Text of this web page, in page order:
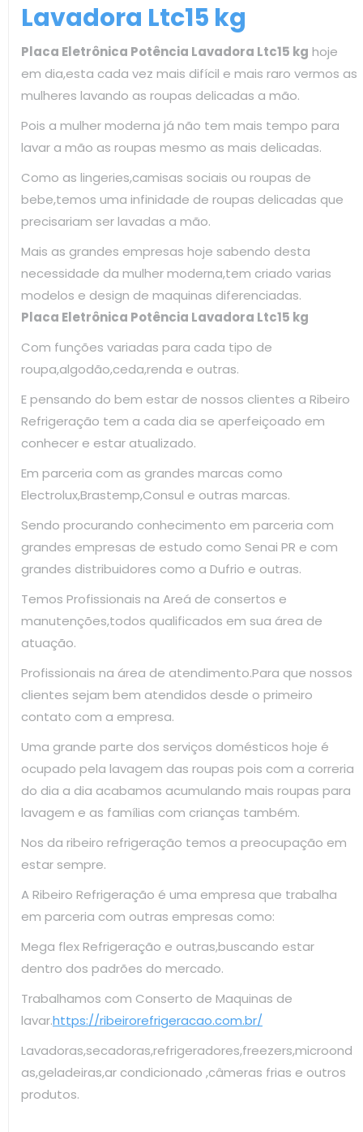
Lavadora Ltc15 kg
Placa Eletrônica Potência Lavadora Ltc15 kg hoje
em dia,esta cada vez mais difícil e mais raro vermos as
mulheres lavando as roupas delicadas a mão.
Pois a mulher moderna já não tem mais tempo para
lavar a mão as roupas mesmo as mais delicadas.
Como as lingeries,camisas sociais ou roupas de
bebe,temos uma infinidade de roupas delicadas que
precisariam ser lavadas a mão.
Mais as grandes empresas hoje sabendo desta
necessidade da mulher moderna,tem criado varias
modelos e design de maquinas diferenciadas.
Placa Eletrônica Potência Lavadora Ltc15 kg
Com funções variadas para cada tipo de
roupa,algodão,ceda,renda e outras.
E pensando do bem estar de nossos clientes a Ribeiro
Refrigeração tem a cada dia se aperfeiçoado em
conhecer e estar atualizado.
Em parceria com as grandes marcas como
Electrolux,Brastemp,Consul e outras marcas.
Sendo procurando conhecimento em parceria com
grandes empresas de estudo como Senai PR e com
grandes distribuidores como a Dufrio e outras.
Temos Profissionais na Areá de consertos e
manutenções,todos qualificados em sua área de
atuação.
Profissionais na área de atendimento.Para que nossos
clientes sejam bem atendidos desde o primeiro
contato com a empresa.
Uma grande parte dos serviços domésticos hoje é
ocupado pela lavagem das roupas pois com a correria
do dia a dia acabamos acumulando mais roupas para
lavagem e as famílias com crianças também.
Nos da ribeiro refrigeração temos a preocupação em
estar sempre.
A Ribeiro Refrigeração é uma empresa que trabalha
em parceria com outras empresas como:
Mega flex Refrigeração e outras,buscando estar
dentro dos padrões do mercado.
Trabalhamos com Conserto de Maquinas de
lavar.https://ribeirorefrigeracao.com.br/
Lavadoras,secadoras,refrigeradores,freezers,microond
as,geladeiras,ar condicionado ,câmeras frias e outros
produtos.